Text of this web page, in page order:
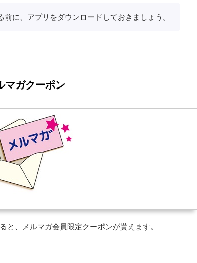
に、アプリをダウンロードしておきましょう。
マガクーポン
、メルマガ会員限定クーポンが貰えます。